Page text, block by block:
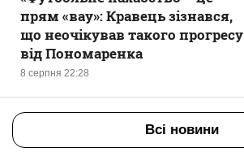
8 серпня 22:28
прям «вау»: Кравець зізнався,
що неочікував такого прогресу
від Пономаренка
Всі новини